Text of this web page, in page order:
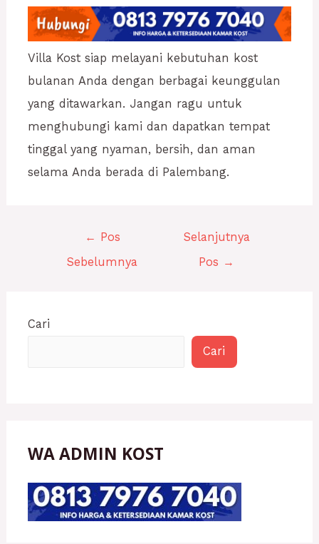
Villa Kost siap melayani kebutuhan kost
bulanan Anda dengan berbagai keunggulan
yang ditawarkan. Jangan ragu untuk
menghubungi kami dan dapatkan tempat
tinggal yang nyaman, bersih, dan aman
selama Anda berada di Palembang.
← Pos
Sebelumnya
Selanjutnya
Pos →
Cari
Cari
WA ADMIN KOST